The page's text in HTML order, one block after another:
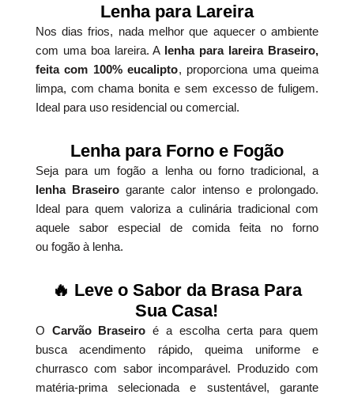
Lenha para Lareira
Nos dias frios, nada melhor que aquecer o ambiente
com uma boa lareira. A lenha para lareira Braseiro,
feita com 100% eucalipto, proporciona uma queima
limpa, com chama bonita e sem excesso de fuligem.
Ideal para uso residencial ou comercial.
Lenha para Forno e Fogão
Seja para um fogão a lenha ou forno tradicional, a
lenha Braseirogarante calor intenso e prolongado.
Ideal para quem valoriza a culinária tradicional com
aquele sabor especial de comida feita no forno
ou fogão à lenha.
🔥 Leve o Sabor da Brasa Para
Sua Casa!
O Carvão Braseiro é a escolha certa para quem
busca acendimento rápido, queima uniforme e
churrasco com sabor incomparável. Produzido com
matéria-prima selecionada e sustentável, garante